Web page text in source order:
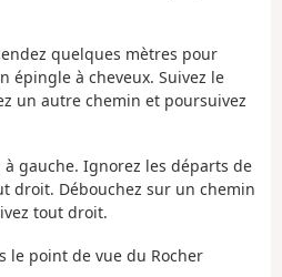
quelques mètres pour
épingle à cheveux. Suivez le
un autre chemin et poursuivez
gauche. Ignorez les départs de
droit. Débouchez sur un chemin
tout droit.
le point de vue du Rocher